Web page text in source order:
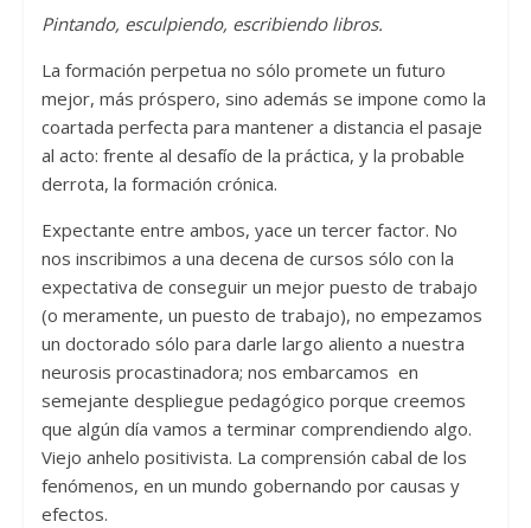
Pintando, esculpiendo, escribiendo libros.
La formación perpetua no sólo promete un futuro
mejor, más próspero, sino además se impone como la
coartada perfecta para mantener a distancia el pasaje
al acto: frente al desafío de la práctica, y la probable
derrota, la formación crónica.
Expectante entre ambos, yace un tercer factor. No
nos inscribimos a una decena de cursos sólo con la
expectativa de conseguir un mejor puesto de trabajo
(o meramente, un puesto de trabajo), no empezamos
un doctorado sólo para darle largo aliento a nuestra
neurosis procastinadora; nos embarcamos en
semejante despliegue pedagógico porque creemos
que algún día vamos a terminar comprendiendo algo.
Viejo anhelo positivista. La comprensión cabal de los
fenómenos, en un mundo gobernando por causas y
efectos.